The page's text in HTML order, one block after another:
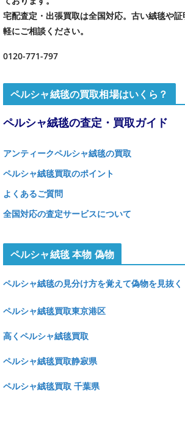
宅配査定・出張買取は全国対応。古い絨毯や
軽にご相談ください。
0120-771-797
ペルシャ絨毯の買取相場はいくら？
ペルシャ絨毯の査定・買取ガイド
アンティークペルシャ絨毯の買取
ペルシャ絨毯買取のポイント
よくあるご質問
全国対応の査定サービスについて
ペルシャ絨毯 本物 偽物
ペルシャ絨毯の見分け方を覚えて偽物を見抜く
ペルシャ絨毯買取東京港区
高くペルシャ絨毯買取
ペルシャ絨毯買取静寂県
ペルシャ絨毯買取 千葉県